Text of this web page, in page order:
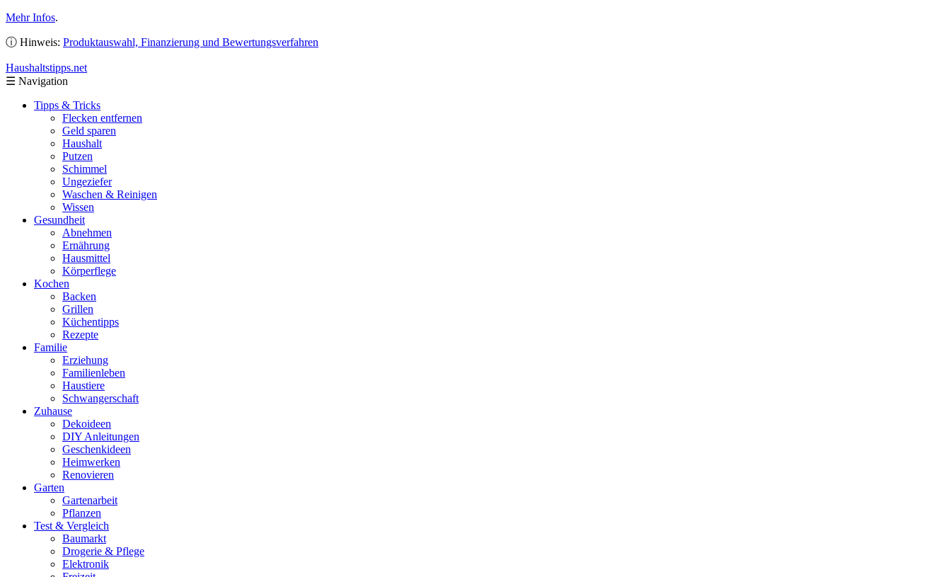
Mehr Infos.
ⓘ Hinweis: Produktauswahl, Finanzierung und Bewertungsverfahren
Haushaltstipps.net
☰ Navigation
Tipps & Tricks
Flecken entfernen
Geld sparen
Haushalt
Putzen
Schimmel
Ungeziefer
Waschen & Reinigen
Wissen
Gesundheit
Abnehmen
Ernährung
Hausmittel
Körperflege
Kochen
Backen
Grillen
Küchentipps
Rezepte
Familie
Erziehung
Familienleben
Haustiere
Schwangerschaft
Zuhause
Dekoideen
DIY Anleitungen
Geschenkideen
Heimwerken
Renovieren
Garten
Gartenarbeit
Pflanzen
Test & Vergleich
Baumarkt
Drogerie & Pflege
Elektronik